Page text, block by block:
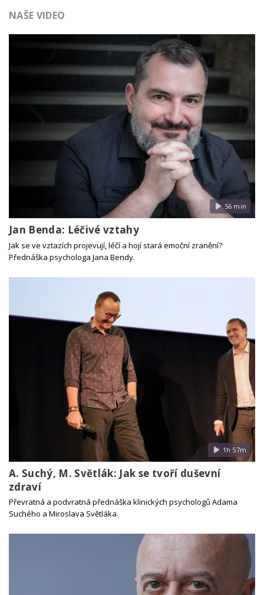
NAŠE VIDEO
56 min
Jan Benda: Léčivé vztahy
Jak se ve vztazích projevují, léčí a hojí stará emoční zranění?
Přednáška psychologa Jana Bendy.
1h 57m
A. Suchý, M. Světlák: Jak se tvoří duševní
zdraví
Převratná a podvratná přednáška klinických psychologů Adama
Suchého a Miroslava Světláka.